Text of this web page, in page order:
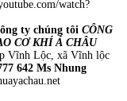
watch?
ty chúng tôi CÔNG
CƠ KHÍ Á CHÂU
Vĩnh Lộc, xã Vĩnh lộc
642 Ms Nhung